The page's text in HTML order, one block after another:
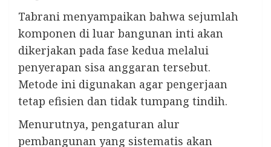
Tabrani menyampaikan bahwa sejumlah
komponen di luar bangunan inti akan
dikerjakan pada fase kedua melalui
penyerapan sisa anggaran tersebut.
Metode ini digunakan agar pengerjaan
tetap efisien dan tidak tumpang tindih.
Menurutnya, pengaturan alur
pembangunan yang sistematis akan